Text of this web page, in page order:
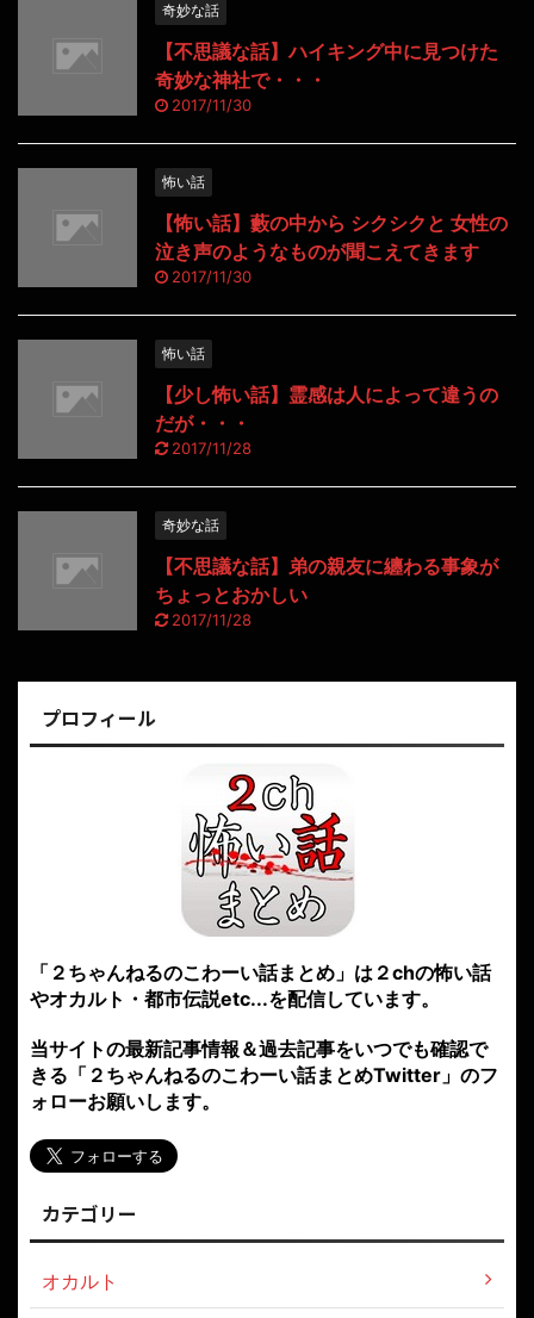
奇妙な話
【不思議な話】ハイキング中に見つけた
奇妙な神社で・・・
2017/11/30
怖い話
【怖い話】藪の中から シクシクと 女性の
泣き声のようなものが聞こえてきます
2017/11/30
怖い話
【少し怖い話】霊感は人によって違うの
だが・・・
2017/11/28
奇妙な話
【不思議な話】弟の親友に纏わる事象が
ちょっとおかしい
2017/11/28
プロフィール
「２ちゃんねるのこわーい話まとめ」は２chの怖い話
やオカルト・都市伝説etc...を配信しています。
当サイトの最新記事情報＆過去記事をいつでも確認で
きる「２ちゃんねるのこわーい話まとめTwitter」のフ
ォローお願いします。
カテゴリー
オカルト